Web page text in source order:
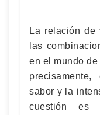
La relación
las
en el mundo
sabor y la
cuestión es